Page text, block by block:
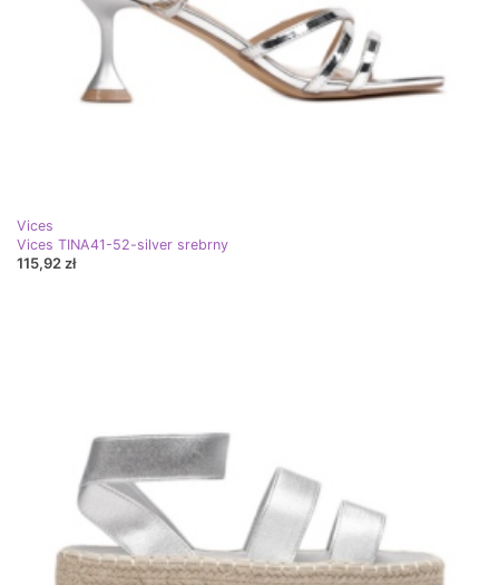
Vices
Vices TINA41-52-silver srebrny
115,92 zł